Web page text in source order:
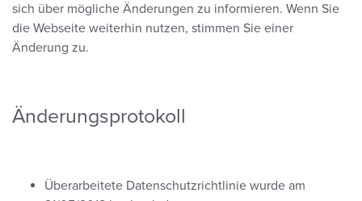
sich über mögliche Änderungen zu informieren. Wenn Sie
die Webseite weiterhin nutzen, stimmen Sie einer
Änderung zu.
Änderungsprotokoll
Überarbeitete Datenschutzrichtlinie wurde am